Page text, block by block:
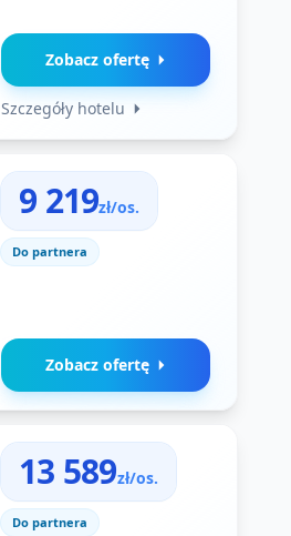
Zobacz ofertę
Szczegóły hotelu
9 219zł/os.
Do partnera
Zobacz ofertę
13 589zł/os.
Do partnera